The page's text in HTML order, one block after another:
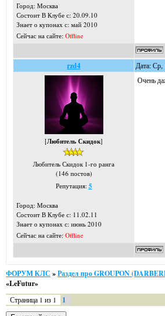
Город: Москва
Состоит В Клубе с: 20.09.10
Знает о купонах с: май 2010
Сейчас на сайте: Offline
rzd4 Дата: Ср,
[Любитель Скидок]
Любитель Скидок 1-го ранга
(146 постов)
Репутация: 5
Город: Москва
Состоит В Клубе с: 11.02.11
Знает о купонах с: июнь 2010
Сейчас на сайте: Offline
Очень
ФОРУМ КЛС »Раздел про GROUPON
«LeFutur»
Страница 1 из 1 1